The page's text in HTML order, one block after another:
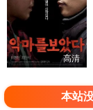
高清
本站